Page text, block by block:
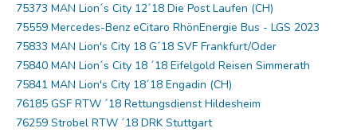
75373 MAN Lion´s City 12´18 Die Post Laufen (CH)
75559 Mercedes-Benz eCitaro RhönEnergie Bus - LGS 2023
75833 MAN Lion's City 18 G´18 SVF Frankfurt/Oder
75840 MAN Lion´s City 18 ´18 Eifelgold Reisen Simmerath
75841 MAN Lion's City 18´18 Engadin (CH)
76185 GSF RTW ´18 Rettungsdienst Hildesheim
76259 Strobel RTW ´18 DRK Stuttgart